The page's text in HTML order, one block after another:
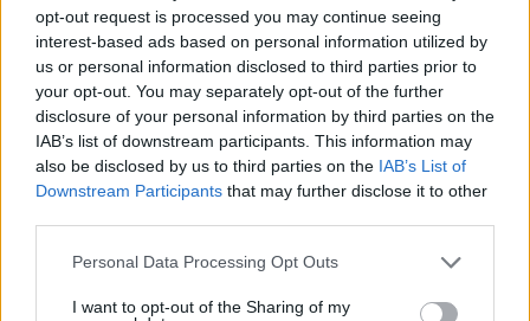
opt-out request is processed you may continue seeing
interest-based ads based on personal information utilized by
us or personal information disclosed to third parties prior to
your opt-out. You may separately opt-out of the further
disclosure of your personal information by third parties on the
IAB’s list of downstream participants. This information may
also be disclosed by us to third parties on the IAB’s List of
Downstream Participants that may further disclose it to other
Please note that this website/app uses one or more Google
not limited to your visit or usage behaviour. You may click to
Personal Data Processing Opt Outs
I want to opt-out of the Sharing of my
ΣΧΟΛΙΑ
ΠΡΟΣΘΗΚΗ ΣΧΟΛΙΟΥ
ΠΡΟΣΘΗΚΗ ΣΧΟΛΙΟΥ
ΌΝΟΜΑ *